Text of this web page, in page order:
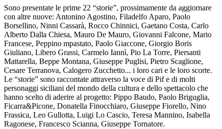
Sono presentate le prime 22 “storie”, prossimamente da aggiornare
con altre nuove: Antonino Agostino, Filadelfo Aparo, Paolo
Borsellino, Ninni Cassarà, Rocco Chinnici, Gaetano Costa, Carlo
Alberto Dalla Chiesa, Mauro De Mauro, Giovanni Falcone, Mario
Francese, Peppino mpastato, Paolo Giaccone, Giorgio Boris
Giuliano, Libero Grassi, Carmelo Iannì, Pio La Torre, Piersanti
Mattarella, Beppe Montana, Giuseppe Puglisi, Pietro Scaglione,
Cesare Terranova, Calogero Zucchetto... i loro cari e le loro scorte.
Le “storie” sono raccontate attraverso la voce di Pif e di molti
personaggi siciliani del mondo della cultura e dello spettacolo che
hanno scelto di aderire al progetto: Pippo Baudo, Paolo Briguglia,
Ficarra&Picone, Donatella Finocchiaro, Giuseppe Fiorello, Nino
Frassica, Leo Gullotta, Luigi Lo Cascio, Teresa Mannino, Isabella
Ragonese, Francesco Scianna, Giuseppe Tornatore.